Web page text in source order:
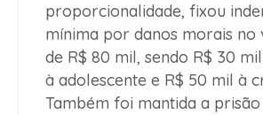
proporcionalidade, fixou
mínima por danos morais
de R$ 80 mil, sendo R$ 30
à adolescente e R$ 50 mil à
Também foi mantida a